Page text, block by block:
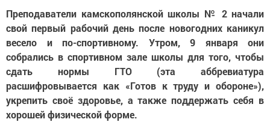
Преподаватели камскополянской школы № 2 начали
свой первый рабочий день после новогодних каникул
весело и по-спортивному. Утром, 9 января они
собрались в спортивном зале школы для того, чтобы
сдать нормы ГТО (эта аббревиатура
расшифровывается как «Готов к труду и обороне»),
укрепить своё здоровье, а также поддержать себя в
хорошей физической форме.